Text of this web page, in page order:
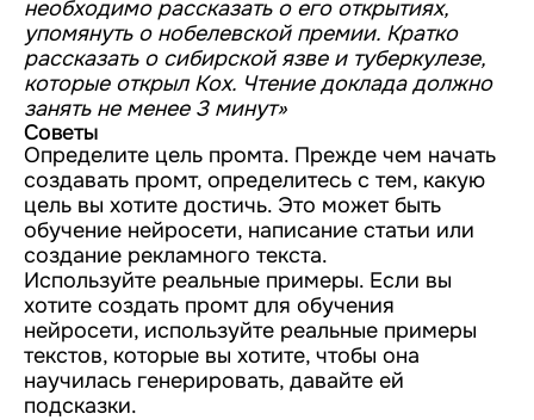
необходимо рассказать о его открытиях,
упомянуть о нобелевской премии. Кратко
рассказать о сибирской язве и туберкулезе,
которые открыл Кох. Чтение доклада должно
занять не менее 3 минут»
Советы
Определите цель промта. Прежде чем начать
создавать промт, определитесь с тем, какую
цель вы хотите достичь. Это может быть
обучение нейросети, написание статьи или
создание рекламного текста.
Используйте реальные примеры. Если вы
хотите создать промт для обучения
нейросети, используйте реальные примеры
текстов, которые вы хотите, чтобы она
научилась генерировать, давайте ей
подсказки.